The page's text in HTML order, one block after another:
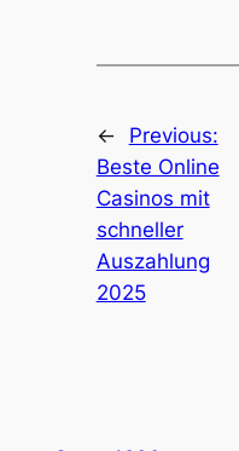
←
Previous:
Beste Online
Casinos mit
schneller
Auszahlung
2025